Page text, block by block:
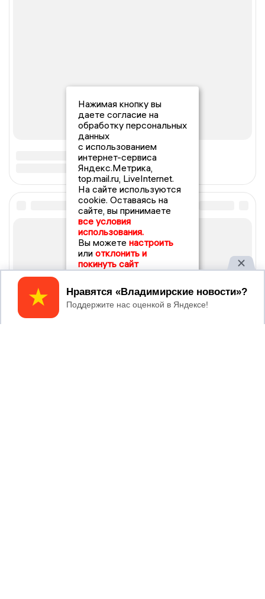
Нажимая кнопку вы
даете согласие на
обработку персональных
данных
с использованием
интернет-сервиса
Яндекс.Метрика,
top.mail.ru, LiveInternet.
На сайте используются
cookie. Оставаясь на
сайте, вы принимаете
все условия
использования.
Вы можете настроить
или отклонить и
покинуть сайт
Принять